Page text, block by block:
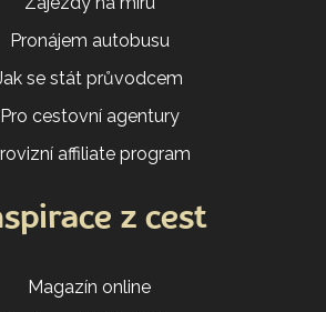
Pronájem autobusu
se stát průvodcem
Pro cestovní agentury
affiliate program
z cest
Magazín online